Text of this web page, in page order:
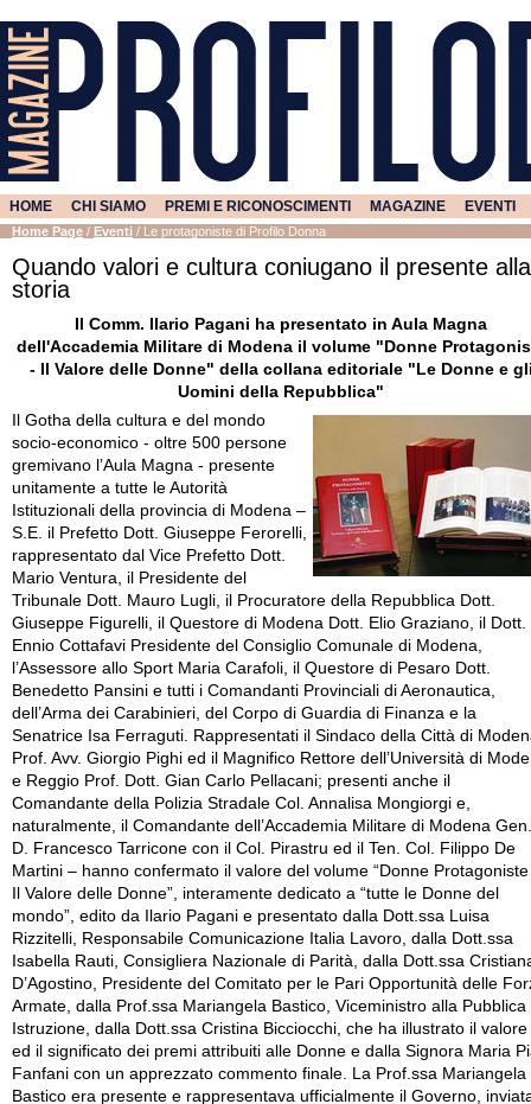
HOME CHI SIAMO PREMI E RICONOSCIMENTI MAGAZINE EVENTI
Home Page / Eventi / Le protagoniste di Profilo Donna
Quando valori e cultura coniugano il presente alla
storia
Il Comm. Ilario Pagani ha presentato in Aula Magna
dell'Accademia Militare di Modena il volume "Donne
- Il Valore delle Donne" della collana editoriale "Le Donne e
Uomini della Repubblica"
Il Gotha della cultura e del mondo
socio-economico - oltre 500 persone
gremivano l’Aula Magna - presente
unitamente a tutte le Autorità
Istituzionali della provincia di Modena –
S.E. il Prefetto Dott. Giuseppe Ferorelli,
rappresentato dal Vice Prefetto Dott.
Mario Ventura, il Presidente del
Tribunale Dott. Mauro Lugli, il Procuratore della Repubblica Dott.
Giuseppe Figurelli, il Questore di Modena Dott. Elio Graziano, il Dott.
Ennio Cottafavi Presidente del Consiglio Comunale di Modena,
l’Assessore allo Sport Maria Carafoli, il Questore di Pesaro Dott.
Benedetto Pansini e tutti i Comandanti Provinciali di Aeronautica,
dell’Arma dei Carabinieri, del Corpo di Guardia di Finanza e la
Senatrice Isa Ferraguti. Rappresentati il Sindaco della Città di
Prof. Avv. Giorgio Pighi ed il Magnifico Rettore dell’Università di
e Reggio Prof. Dott. Gian Carlo Pellacani; presenti anche il
Comandante della Polizia Stradale Col. Annalisa Mongiorgi e,
naturalmente, il Comandante dell’Accademia Militare di Modena Gen.
D. Francesco Tarricone con il Col. Pirastru ed il Ten. Col. Filippo De
Martini – hanno confermato il valore del volume “Donne
Il Valore delle Donne”, interamente dedicato a “tutte le Donne del
mondo”, edito da Ilario Pagani e presentato dalla Dott.ssa Luisa
Rizzitelli, Responsabile Comunicazione Italia Lavoro, dalla Dott.ssa
Isabella Rauti, Consigliera Nazionale di Parità, dalla Dott.ssa
D’Agostino, Presidente del Comitato per le Pari Opportunità delle
Armate, dalla Prof.ssa Mariangela Bastico, Viceministro alla Pubblica
Istruzione, dalla Dott.ssa Cristina Bicciocchi, che ha illustrato il valore
ed il significato dei premi attribuiti alle Donne e dalla Signora Maria
Fanfani con un apprezzato commento finale. La Prof.ssa Mariangela
Bastico era presente e rappresentava ufficialmente il Governo,